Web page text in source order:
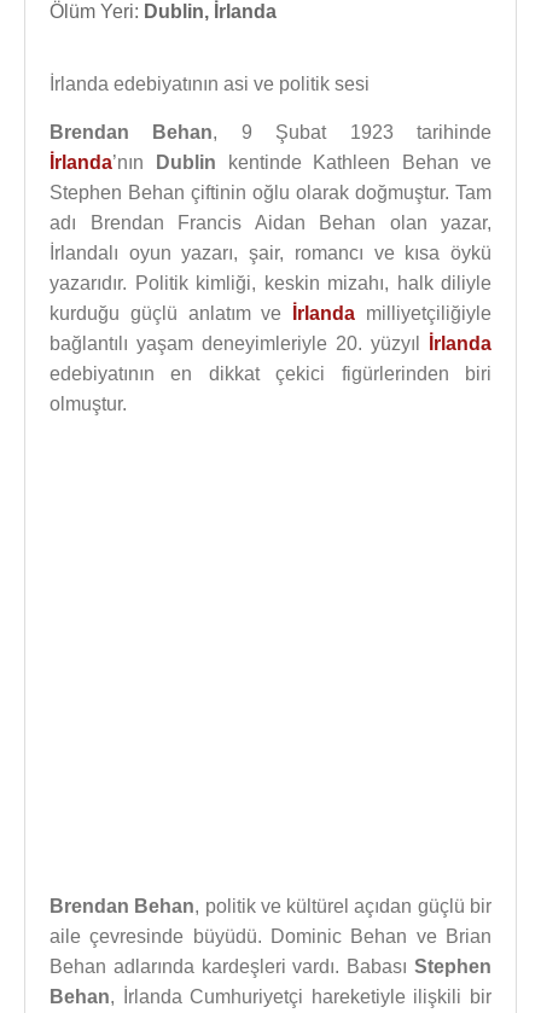
Ölüm Yeri: Dublin, İrlanda
İrlanda edebiyatının asi ve politik sesi
Brendan Behan, 9 Şubat 1923 tarihinde
İrlanda’nın Dublin kentinde Kathleen Behan ve
Stephen Behan çiftinin oğlu olarak doğmuştur. Tam
adı Brendan Francis Aidan Behan olan yazar,
İrlandalı oyun yazarı, şair, romancı ve kısa öykü
yazarıdır. Politik kimliği, keskin mizahı, halk diliyle
kurduğu güçlü anlatım ve
İrlanda milliyetçiliğiyle
bağlantılı yaşam deneyimleriyle 20. yüzyıl
İrlanda
edebiyatının en dikkat çekici figürlerinden biri
olmuştur.
Brendan Behan, politik ve kültürel açıdan güçlü bir
aile çevresinde büyüdü. Dominic Behan ve Brian
Behan adlarında kardeşleri vardı. Babası Stephen
Behan, İrlanda Cumhuriyetçi hareketiyle ilişkili bir